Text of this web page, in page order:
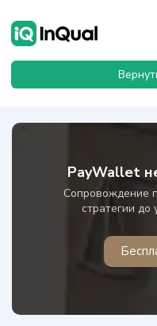
PayWallet
Сопровождение
стратегии до